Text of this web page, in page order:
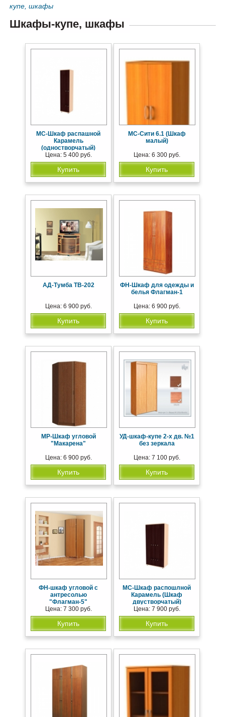
купе, шкафы
Шкафы-купе, шкафы
МС-Шкаф распашной
Карамель
(одностворчатый)
Цена: 5 400 руб.
Купить
МС-Сити 6.1 (Шкаф
малый)
Цена: 6 300 руб.
Купить
АД-Тумба ТВ-202
Цена: 6 900 руб.
Купить
ФН-Шкаф для одежды и
белья Флагман-1
Цена: 6 900 руб.
Купить
МР-Шкаф угловой
"Макарена"
Цена: 6 900 руб.
Купить
УД-шкаф-купе 2-х дв. №1
без зеркала
Цена: 7 100 руб.
Купить
ФН-шкаф угловой с
антресолью
"Флагман-5"
Цена: 7 300 руб.
Купить
МС-Шкаф распошлной
Карамель (Шкаф
двустворчатый)
Цена: 7 900 руб.
Купить